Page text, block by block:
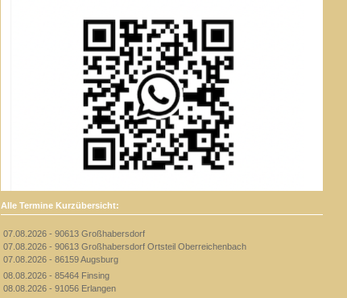
Alle Termine Kurzübersicht:
07.08.2026 - 90613 Großhabersdorf
07.08.2026 - 90613 Großhabersdorf Ortsteil Oberreichenbach
07.08.2026 - 86159 Augsburg
08.08.2026 - 85464 Finsing
08.08.2026 - 91056 Erlangen